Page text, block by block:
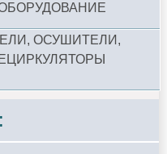
ОСУШИТЕЛИ,